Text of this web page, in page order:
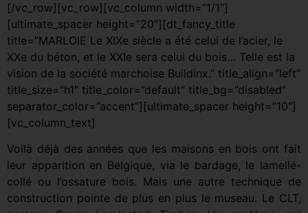
[/vc_row][vc_row][vc_column width=”1/1″]
[ultimate_spacer height=”20″][dt_fancy_title
title=”MARLOIE Le XIXe siècle a été celui de l’acier, le
XXe du béton, et le XXIe sera celui du bois… Telle est la
vision de la société marchoise Buildinx.” title_align=”left”
title_size=”h1″ title_color=”default” title_bg=”disabled”
separator_color=”accent”][ultimate_spacer height=”10″]
[vc_column_text]
Voilà déjà des années que les maisons en bois ont fait
leur apparition en Belgique, via le bardage, le lamellé-
collé ou l’ossature bois. Mais une autre technique de
construction pointe de plus en plus le museau. Le CLT,